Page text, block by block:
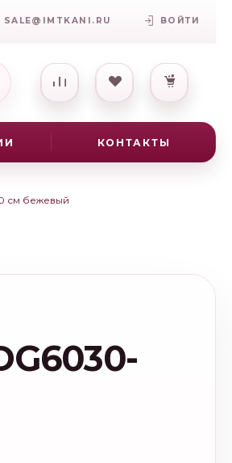
SALE@IMTKANI.RU ВОЙТИ
КОНТАКТЫ
см бежевый